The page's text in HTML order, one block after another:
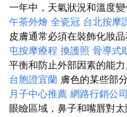
一年中，天氣狀況和溫度
午茶外燴 全瓷冠 台北按摩
皮膚通常必須在裝飾化妝
屯按摩療程 換護照 骨導式
平衡和防止外部因素的能力
台胞證宜蘭 膚色的某些部
月子中心推薦 網路行銷公司
眼瞼區域，鼻子和嘴唇對